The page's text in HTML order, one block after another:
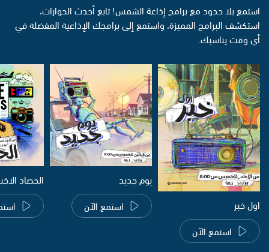
استمع بلا حدود مع برامج إذاعة الشمس! تابع أحدث الحوارات،
استكشف البرامج المميزة، واستمع إلى برامجك الإذاعية المفضلة في
أي وقت يناسبك.
اول خبر
استمع الآن
يوم جديد
استمع الآن
الحصاد